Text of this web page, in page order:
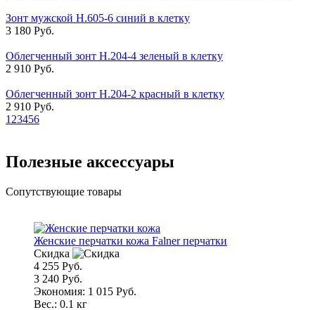
Зонт мужской H.605-6 синий в клетку
3 180 Руб.
Облегченный зонт H.204-4 зеленый в клетку
2 910 Руб.
Облегченный зонт H.204-2 красный в клетку
2 910 Руб.
1 23456
Полезные аксессуары
Сопутствующие товары
Женские перчатки кожа Falner перчатки
Скидка
4 255 Руб.
3 240 Руб.
Экономия: 1 015 Руб.
Вес.: 0.1 кг